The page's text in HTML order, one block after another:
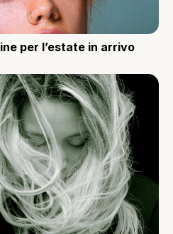
per l’estate in arrivo